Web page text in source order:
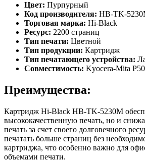
Цвет: Пурпурный
Код производителя: HB-TK-
Торговая марка: Hi-Black
Ресурс: 2200 страниц
Тип печати: Цветной
Тип продукции: Картридж
Тип печатающего устройства:
Совместимость: Kyocera-Mita
Преимущества:
Картридж Hi-Black HB-TK-5230M
высококачественную печать, но и
печать за счет своего долговечного
печатать больше страниц без
картриджа, что особенно важно для
объемами печати.